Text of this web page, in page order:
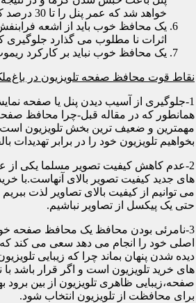
خواهد شد که عمر پنل را تا 30 درصد کاهش خواهد داد.
اثرات نا مطلوب می گذارد جلوگیری
یک محافظ خوب نباید بر کارکرد
نقاط قوت محافظ صفحه تلویزیون در
1-جلوگیری از آسیب دیدن پنل یا صفحه
همانطور که در مقاله قبل-چرا محافظ
مهمترین و ضعیف ترین بخش تلویزیون
بخواهیم تلویزیون خود را در برابر تهدیدات
2-عدم کاهش کیفیت تصویر مسلما یکی از
های جدید کیفیت تصویر بالای آنهاست.با
می توانیم از کیفیت بالای تصاویر لذت
حتی یک پیکسل از تصاویر نباشیم.
3-نامرئی بودن محافظ یک محافظ صفحه
اصلی خود را انجام می دهد سعی می کند که
دیده شدن پنهان بماند چرا که زیبایی
های خرید تلویزیون است و اگر قرار باشد
صفحه،زیبایی ظاهری تلویزیون از بین
برای محافظت از تلویزیون انتخاب شود.